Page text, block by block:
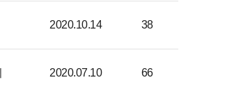
2020.10.14 38
2020.07.10 66